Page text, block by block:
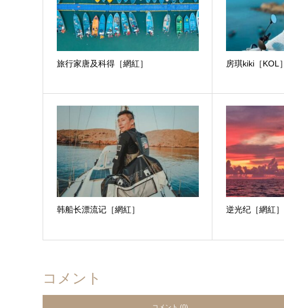
旅行家唐及科得［網紅］ 房琪kiki［KOL］
韩船长漂流记［網紅］ 逆光纪［網紅］
コメント